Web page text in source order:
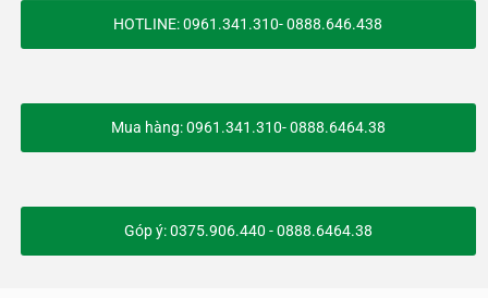
HOTLINE: 0961.341.310- 0888.646.438
Mua hàng: 0961.341.310- 0888.6464.38
Góp ý: 0375.906.440 - 0888.6464.38